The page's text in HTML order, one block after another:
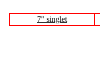
7" singlet